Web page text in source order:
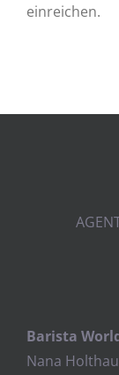
einreichen.
Barista
Nana